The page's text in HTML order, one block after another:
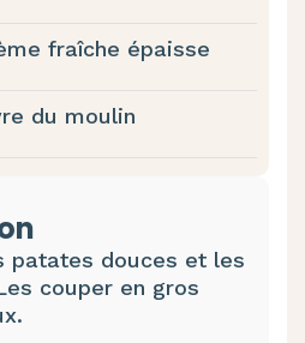
fraîche épaisse
du moulin
patates douces et les
couper en gros